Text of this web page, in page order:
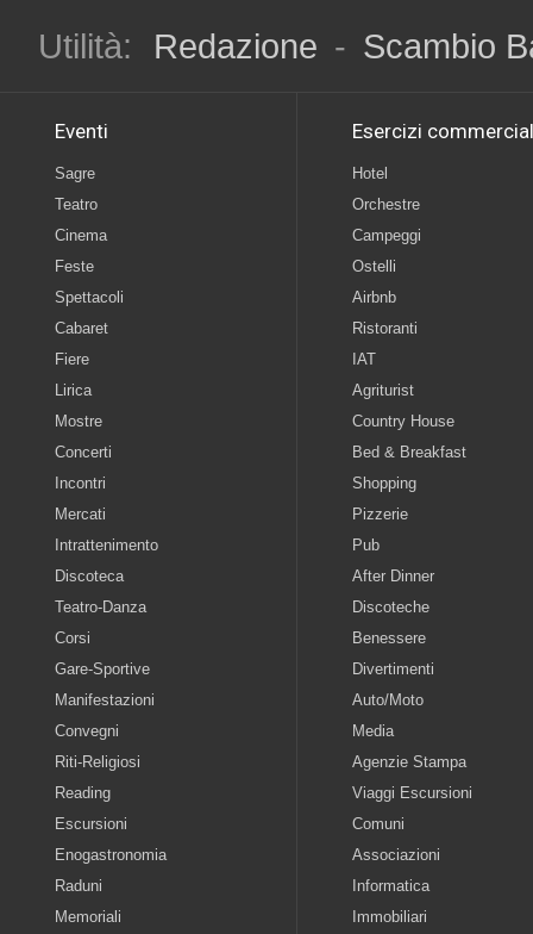
Utilità:
Redazione - Scambio
Eventi
Sagre
Teatro
Cinema
Feste
Spettacoli
Cabaret
Fiere
Lirica
Mostre
Concerti
Incontri
Mercati
Intrattenimento
Discoteca
Teatro-Danza
Corsi
Gare-Sportive
Manifestazioni
Convegni
Riti-Religiosi
Reading
Escursioni
Enogastronomia
Raduni
Memoriali
Esercizi
Hotel
Orchestre
Campeggi
Ostelli
Airbnb
Ristoranti
IAT
Agriturist
Country House
Bed & Breakfast
Shopping
Pizzerie
Pub
After Dinner
Discoteche
Benessere
Divertimenti
Auto/Moto
Media
Agenzie Stampa
Viaggi Escursioni
Comuni
Associazioni
Informatica
Immobiliari